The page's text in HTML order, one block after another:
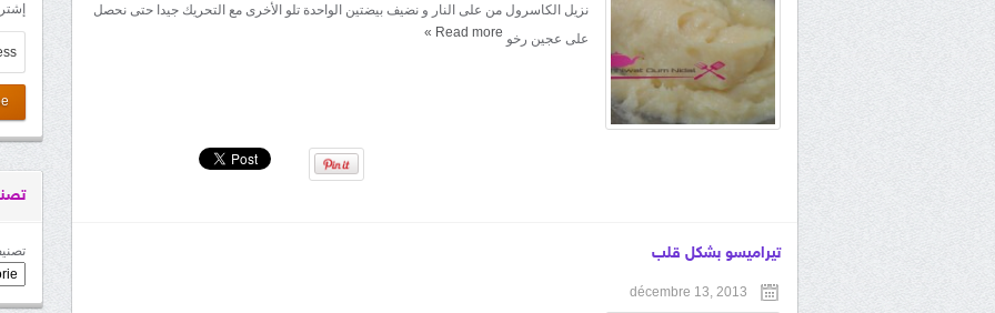
نزيل الكاسرول من على النار و نضيف بيضتين الواحدة تلو الأخرى مع التحريك جيدا حتى نحصل
على عجين رخو Read more
»
تيراميسو بشكل قلب
décembre 13, 2013